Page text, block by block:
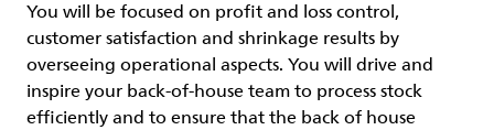
You will be focused on profit and loss control,
customer satisfaction and shrinkage results by
overseeing operational aspects. You will drive and
inspire your back-of-house team to process stock
efficiently and to ensure that the back of house